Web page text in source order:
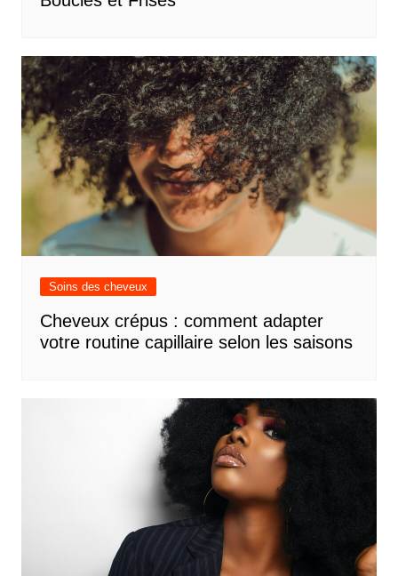
Soins des cheveux
Cheveux crépus : comment adapter
votre routine capillaire selon les saisons